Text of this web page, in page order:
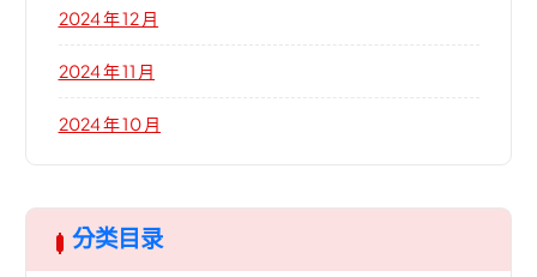
2024 年 12 月
2024 年 11 月
2024 年 10 月
分类目录